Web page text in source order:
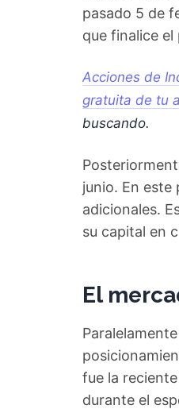
pasado 5 de
que finalice
Acciones de
gratuita de tu
buscando.
junio. En este
adicionales.
su capital en
El
fue la
durante el